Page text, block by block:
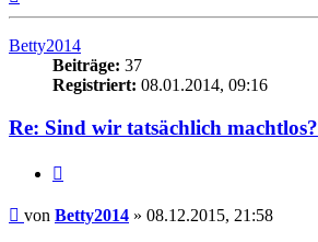
Betty2014
Beiträge: 37
Registriert: 08.01.2014, 09:16
Re: Sind wir tatsächlich machtlos?
Beitrag
von Betty2014 » 08.12.2015, 21:58